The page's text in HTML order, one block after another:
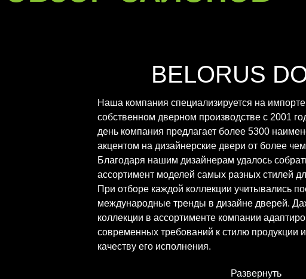
BELORUS
Наша компания специализируется на
собственном дверном производстве с 2001
день компания предлагает более 5300
акцентом на дизайнерские двери от более
Благодаря нашим дизайнерам удалось
ассортимент моделей самых разных стилей
При отборе каждой коллекции учитывались
международные тренды в дизайне дверей.
коллекции в ассортименте компании
современных требований к стилю продукции
качеству его исполнения.
Развернуть